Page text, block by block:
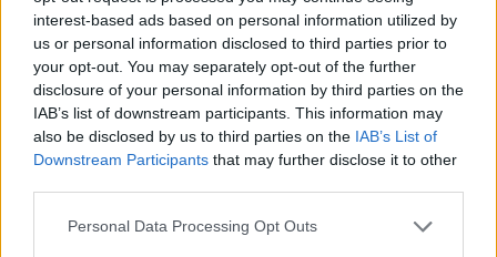
interest-based ads based on personal information utilized by
us or personal information disclosed to third parties prior to
your opt-out. You may separately opt-out of the further
disclosure of your personal information by third parties on the
IAB’s list of downstream participants. This information may
also be disclosed by us to third parties on the IAB’s List of
Downstream Participants that may further disclose it to other
Personal Data Processing Opt Outs
Mascia, Sorgente, Lopes, Limberti e Cherchi
gli altri acquisti
Latte Dolce, che rivoluzione: addio a 23
giocatori della scorsa stagione
9 Ago 2024
presentato domanda di ripescaggio